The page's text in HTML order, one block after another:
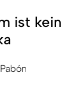
ist kein